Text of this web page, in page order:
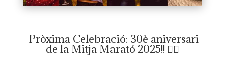
Pròxima Celebració: 30è aniversari
de la Mitja Marató 2025!! 🏃‍♂️